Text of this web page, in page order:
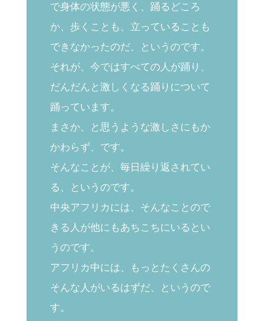
で身体の状態が悪く、踊るどころ
か、歩くことも、立っていることも
できなかったのだ、というのです。
それが、今ではすべての人が踊り、
だんだんと激しくなる踊りについて
踊っています。
まさか、と思うような激しさにもか
かわらず、です。
そんなことが、毎日繰り返されてい
る、というのです。
中央アフリカには、そんなことので
きる人が他にもあちこちにいるとい
うのです。
アフリカ中には、もっとたくさんの
そんな人がいるはずだ、というので
す。